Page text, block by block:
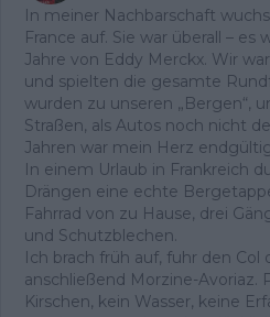
In meiner Nachbarschaft
France auf. Sie war überall –
Jahre von Eddy Merckx. Wir
und spielten die gesamte
wurden zu unseren „Bergen“,
Straßen, als Autos noch nicht
Jahren war mein Herz
In einem Urlaub in Frankreich
Drängen eine echte
Fahrrad von zu Hause, drei
und Schutzblechen.
Ich brach früh auf, fuhr den Col
anschließend Morzine-Avoriaz.
Kirschen, kein Wasser, keine